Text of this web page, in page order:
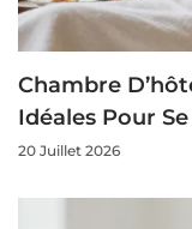
Chambre
Idéales Pour
20 Juillet 2026